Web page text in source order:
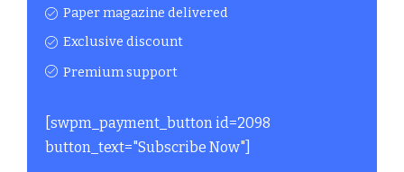
Paper magazine delivered
Exclusive discount
Premium support
[swpm_payment_button id=2098
button_text="Subscribe Now"]